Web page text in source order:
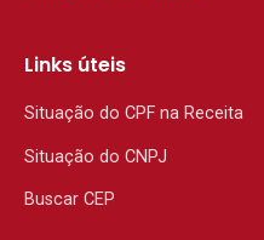
Links úteis
Situação do CPF na Receita
Situação do CNPJ
Buscar CEP